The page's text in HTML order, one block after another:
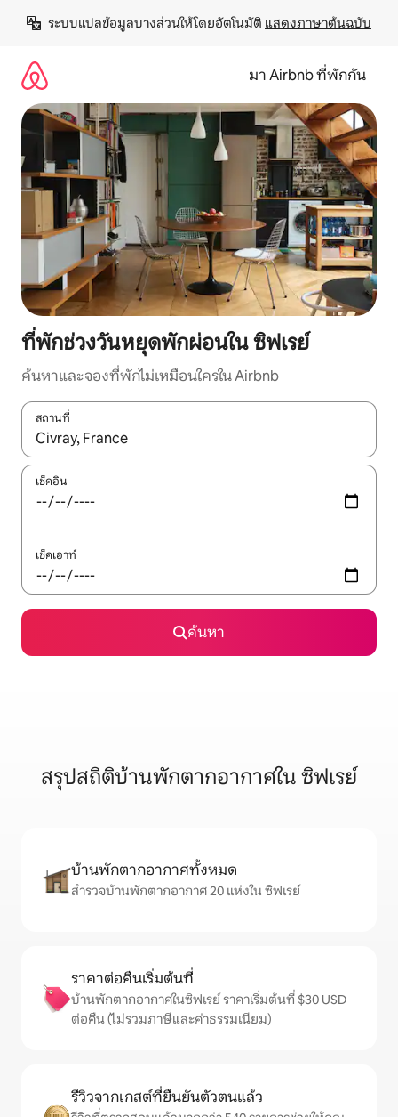
เนื้อหา
ระบบแปลข้อมูลบางส่วนให้โดยอัตโนมัติ แสดงภาษาต้นฉบับ
มา Airbnb ที่พักกัน
ที่พักช่วงวันหยุดพักผ่อนใน ซิฟเรย์
ค้นหาและจองที่พักไม่เหมือนใครใน Airbnb
สถานที่
ใช้ลูกศรขึ้นลง หรือใช้การสัมผัสหรือปัด เพื่อสำรวจผลการค้นหา
เช็คอิน
เช็คเอาท์
ค้นหา
สรุปสถิติบ้านพักตากอากาศใน ซิฟเรย์
บ้านพักตากอากาศทั้งหมด
สำรวจบ้านพักตากอากาศ 20 แห่งใน ซิฟเรย์
ราคาต่อคืนเริ่มต้นที่
บ้านพักตากอากาศในซิฟเรย์ ราคาเริ่มต้นที่ $30 USD
ต่อคืน (ไม่รวมภาษีและค่าธรรมเนียม)
รีวิวจากเกสต์ที่ยืนยันตัวตนแล้ว